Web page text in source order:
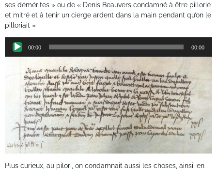
ses démérites » ou de « Denis Beauvers condamné à être pillorié
et mitré et à tenir un cierge ardent dans la main pendant qu’on le
pilloriait »
Lecteur
audio
00:00 00:00
Plus curieux, au pilori, on condamnait aussi les choses, ainsi, en